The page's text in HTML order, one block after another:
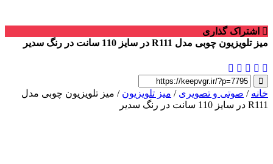
اشتراک گذاری
میز تلویزیون چوبی مدل R111 در سایز 110 سانت در رنگ سدیر
خانه / صوتی و تصویری / میز تلویزیون / میز تلویزیون چوبی مدل
R111 در سایز 110 سانت در رنگ سدیر